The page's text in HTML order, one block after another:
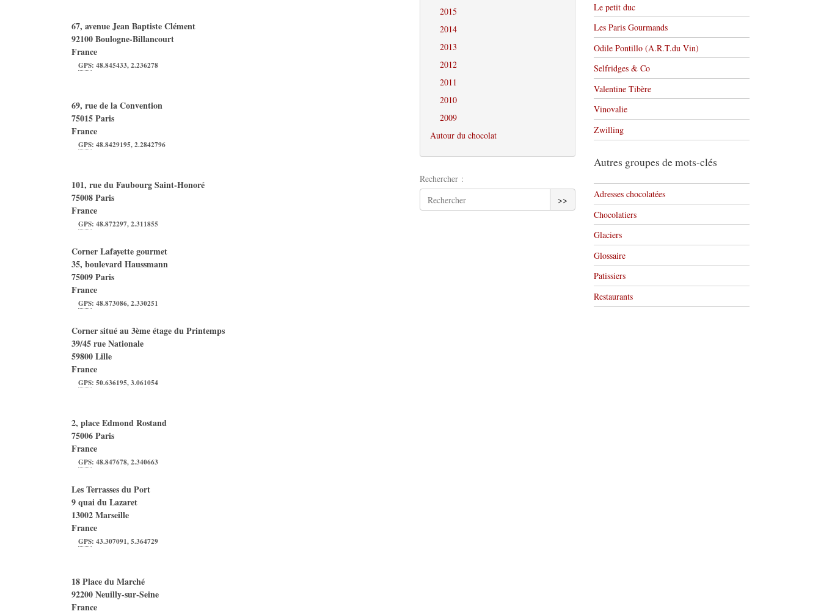
67, avenue Jean Baptiste Clément
92100Boulogne-Billancourt
France
GPS:48.845433,2.236278
69, rue de la Convention
75015Paris
France
GPS:48.8429195,2.2842796
101, rue du Faubourg Saint-Honoré
75008Paris
France
GPS:48.872297,2.311855
Corner Lafayette gourmet
35, boulevard Haussmann
75009Paris
France
GPS:48.873086,2.330251
Corner situé au 3ème étage du Printemps
39/45 rue Nationale
59800Lille
France
GPS:50.636195,3.061054
2, place Edmond Rostand
75006Paris
France
GPS:48.847678,2.340663
Les Terrasses du Port
9 quai du Lazaret
13002Marseille
France
GPS:43.307091,5.364729
18 Place du Marché
92200Neuilly-sur-Seine
France
2015
2014
2013
2012
2011
2010
2009
Autour du chocolat
Rechercher :
>>
Le petit duc
Les Paris Gourmands
Odile Pontillo (A.R.T.du Vin)
Selfridges & Co
Valentine Tibère
Vinovalie
Zwilling
Autres groupes de mots-clés
Adresses chocolatées
Chocolatiers
Glaciers
Glossaire
Patissiers
Restaurants